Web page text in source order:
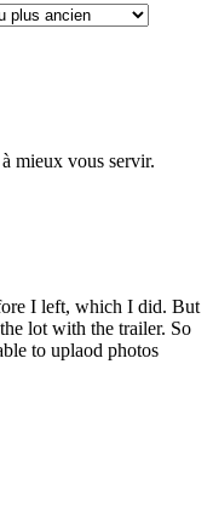
mieux vous servir.
I left, which I did. But
lot with the trailer. So
to uplaod photos